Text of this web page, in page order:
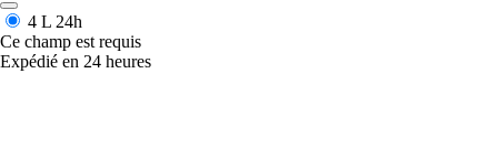
4 L 24h
Ce champ est requis
Expédié en 24 heures